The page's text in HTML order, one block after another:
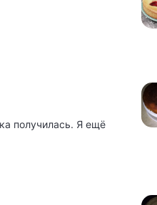
получилась. Я ещё